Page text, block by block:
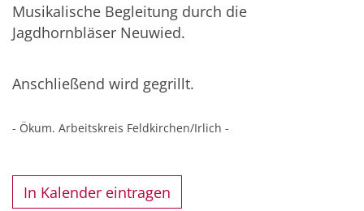
Musikalische Begleitung durch die
Jagdhornbläser Neuwied.
Anschließend wird gegrillt.
- Ökum. Arbeitskreis Feldkirchen/Irlich -
In Kalender eintragen